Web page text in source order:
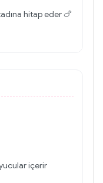
hitap eder 🍗
içerir